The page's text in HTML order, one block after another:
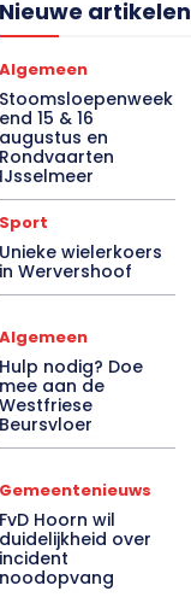
Nieuwe artikelen
Algemeen
Stoomsloepenweek
end 15 & 16
augustus en
Rondvaarten
IJsselmeer
Sport
Unieke wielerkoers
in Wervershoof
Algemeen
Hulp nodig? Doe
mee aan de
Westfriese
Beursvloer
Gemeentenieuws
FvD Hoorn wil
duidelijkheid over
incident
noodopvang